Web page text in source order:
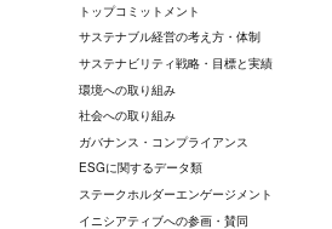
トップコミットメント
サステナブル経営の考え方・体制
サステナビリティ戦略・目標と実績
環境への取り組み
社会への取り組み
ガバナンス・コンプライアンス
ESGに関するデータ類
ステークホルダーエンゲージメント
イニシアティブへの参画・賛同